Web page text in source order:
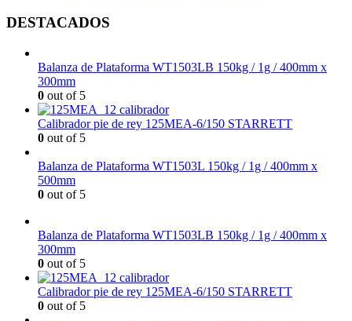
DESTACADOS
Balanza de Plataforma WT1503LB 150kg / 1g / 400mm x
300mm
0 out of 5
Calibrador pie de rey 125MEA-6/150 STARRETT
0 out of 5
Balanza de Plataforma WT1503L 150kg / 1g / 400mm x
500mm
0 out of 5
Balanza de Plataforma WT1503LB 150kg / 1g / 400mm x
300mm
0 out of 5
Calibrador pie de rey 125MEA-6/150 STARRETT
0 out of 5